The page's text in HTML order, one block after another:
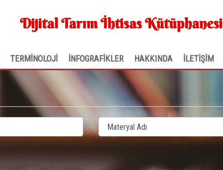
Dijital Tarım İhtisas Kütüphanesi
TERMİNOLOJİ İNFOGRAFİKLER HAKKINDA İLETİŞİM